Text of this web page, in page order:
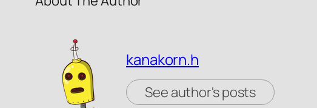
kanakorn.h
See author's posts